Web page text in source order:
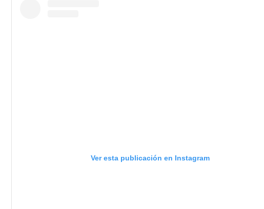
Ver esta publicación en Instagram